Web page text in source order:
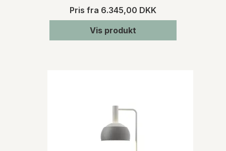
Pris fra 6.345,00 DKK
Vis produkt